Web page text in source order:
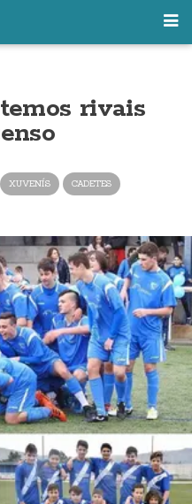
rivais
XUVENÍS CADETES